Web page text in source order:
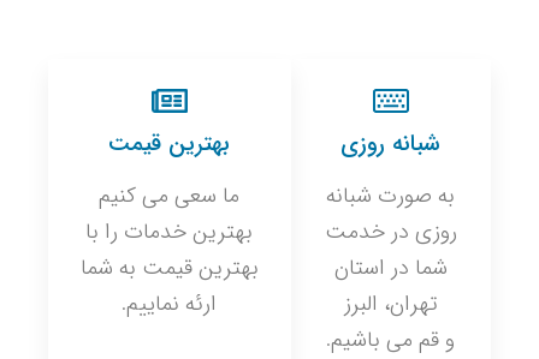
شبانه روزی
به صورت شبانه
روزی در خدمت
شما در استان
تهران، البرز
و قم می باشیم.
بهترین قیمت
ما سعی می کنیم
بهترین خدمات را با
بهترین قیمت به شما
ارئه نماییم.